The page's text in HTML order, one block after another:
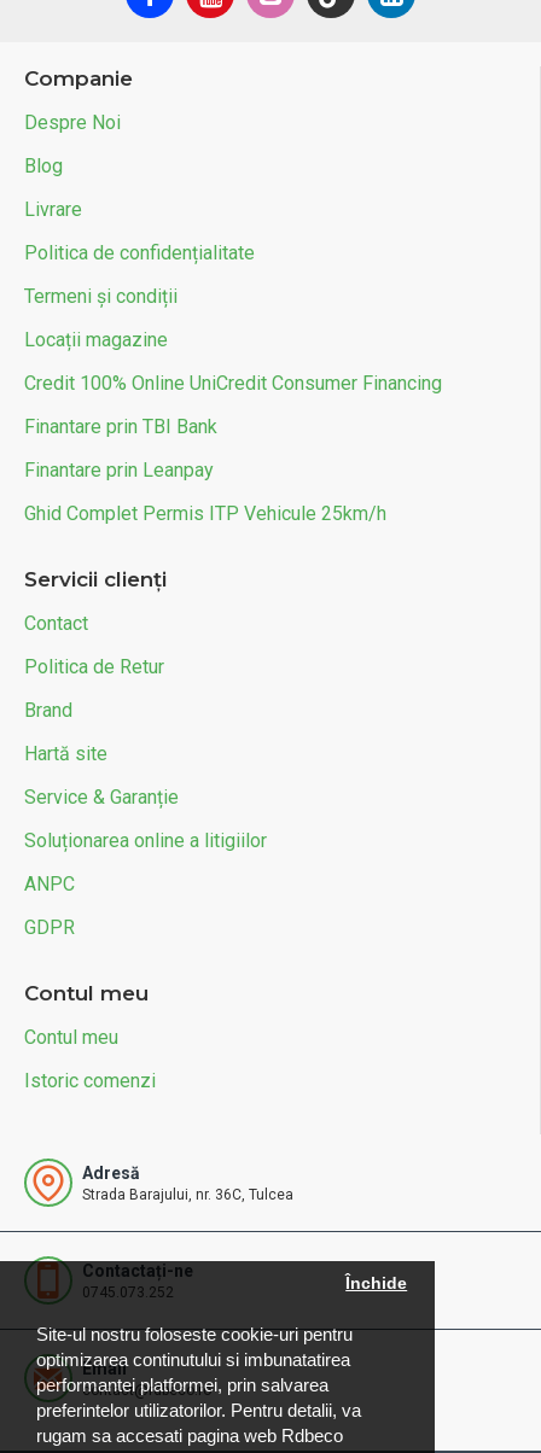
Site-ul nostru foloseste cookie-uri pentru
optimizarea continutului si imbunatatirea
performantei platformei, prin salvarea
preferintelor utilizatorilor. Pentru detalii, va
rugam sa accesati pagina web Rdbeco
Închide
Companie
Despre Noi
Blog
Livrare
Politica de confidențialitate
Termeni și condiții
Locații magazine
Credit 100% Online UniCredit Consumer Financing
Finantare prin TBI Bank
Finantare prin Leanpay
Ghid Complet Permis ITP Vehicule 25km/h
Servicii clienți
Contact
Politica de Retur
Brand
Hartă site
Service & Garanție
Soluționarea online a litigiilor
ANPC
GDPR
Contul meu
Contul meu
Istoric comenzi
Adresă
Strada Barajului, nr. 36C, Tulcea
Contactați-ne
0745.073.252
Email
contact@rdbeco.ro